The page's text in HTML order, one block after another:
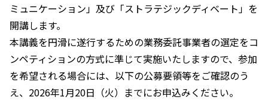
ミュニケーション」及び「ストラテジックディベート」を
開講します。
本講義を円滑に遂行するための業務委託事業者の選定をコ
ンペティションの方式に準じて実施いたしますので、参加
を希望される場合には、以下の公募要領等をご確認のう
え、2026年1月20日（火）までにお申込みください。